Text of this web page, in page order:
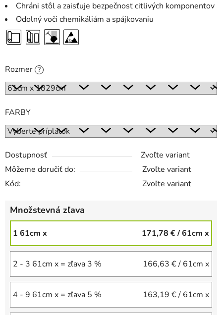
Chráni stôl a zaisťuje bezpečnosť citlivých komponentov
Odolný voči chemikáliám a spájkovaniu
Rozmer ?
FARBY
Dostupnosť
Zvoľte variant
Môžeme doručiť do:
Zvoľte variant
Kód:
Zvoľte variant
Množstevná zľava
1 61cm x 171,78 €/ 61cm x
2 - 3 61cm x = zľava 3 % 166,63 €/ 61cm x
4 - 9 61cm x = zľava 5 % 163,19 €/ 61cm x